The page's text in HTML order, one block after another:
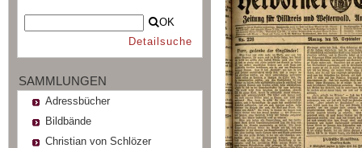
OK
Detailsuche
SAMMLUNGEN
Adressbücher
Bildbände
Christian von Schlözer